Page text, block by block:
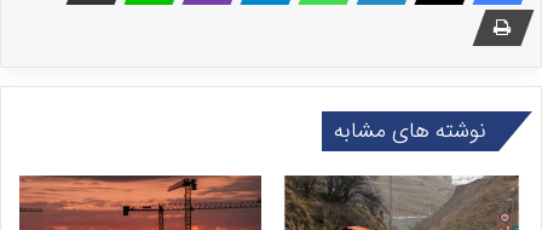
نوشته های مشابه